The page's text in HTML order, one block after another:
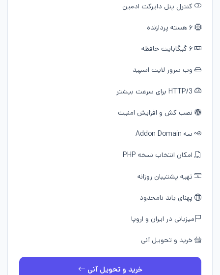
کنترل پنل دایرکت ادمین
۶ هسته پردازنده
۶ گیگابایت حافظه
وب سرور لایت اسپید
نصب کش و افزایش امنیت
سه Addon Domain
امکان انتخاب نسخه PHP
تهیه پشتیبان روزانه
پهنای باند نامحدود
میزبانی در ایران و اروپا
خرید و تحویل آنی
خرید و تحویل آنی